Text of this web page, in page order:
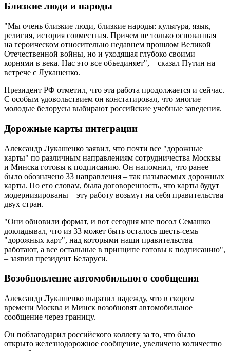
Близкие люди и народы
"Мы очень близкие люди, близкие народы: культура, язык,
религия, история совместная. Причем не только основанная
на героическом относительно недавнем прошлом Великой
Отечественной войны, но и уходящая глубоко своими
корнями в века. Нас это все объединяет", – сказал Путин на
встрече с Лукашенко.
Президент РФ отметил, что эта работа продолжается и сейчас.
С особым удовольствием он констатировал, что многие
молодые белорусы выбирают российские учебные заведения.
Дорожные карты интеграции
Александр Лукашенко заявил, что почти все "дорожные
карты" по различным направлениям сотрудничества Москвы
и Минска готовы к подписанию. Он напомнил, что ранее
было обозначено 33 направления – так называемых дорожных
карты. По его словам, была договоренность, что карты будут
модернизированы – эту работу возьмут на себя правительства
двух стран.
"Они обновили формат, и вот сегодня мне посол Семашко
докладывал, что из 33 может быть осталось шесть-семь
"дорожных карт", над которыми наши правительства
работают, а все остальные в принципе готовы к подписанию",
– заявил президент Беларуси.
Возобновление автомобильного сообщения
Александр Лукашенко выразил надежду, что в скором
времени Москва и Минск возобновят автомобильное
сообщение через границу.
Он поблагодарил российского коллегу за то, что было
открыто железнодорожное сообщение, увеличено количество